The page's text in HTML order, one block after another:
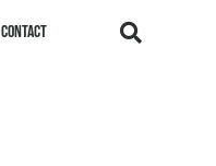
Contact